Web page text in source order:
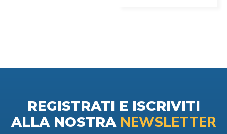
REGISTRATI E ISCRIVITI
ALLA NOSTRA NEWSLETTER